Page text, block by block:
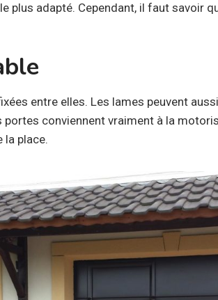
plus adapté. Cependant, il faut savoir
entre elles. Les lames peuvent
conviennent vraiment à la
la place.